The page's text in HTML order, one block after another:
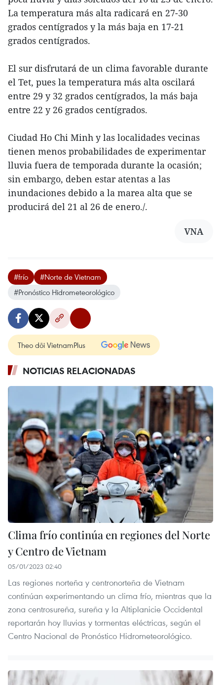
La temperatura más alta radicará en 27-30
grados centígrados y la más baja en 17-21
grados centígrados.
El sur disfrutará de un clima favorable durante
el Tet, pues la temperatura más alta oscilará
entre 29 y 32 grados centígrados, la más baja
entre 22 y 26 grados centígrados.
Ciudad Ho Chi Minh y las localidades vecinas
tienen menos probabilidades de experimentar
lluvia fuera de temporada durante la ocasión;
sin embargo, deben estar atentas a las
inundaciones debido a la marea alta que se
producirá del 21 al 26 de enero./.
VNA
#frío
#Norte de Vietnam
#Pronóstico Hidrometeorológico
Theo dõi VietnamPlus
NOTICIAS RELACIONADAS
Clima frío continúa en regiones del Norte
y Centro de Vietnam
05/01/2023 02:40
Las regiones norteña y centronorteña de Vietnam
continúan experimentando un clima frío, mientras que la
zona centrosureña, sureña y la Altiplanicie Occidental
reportarán hoy lluvias y tormentas eléctricas, según el
Centro Nacional de Pronóstico Hidrometeorológico.